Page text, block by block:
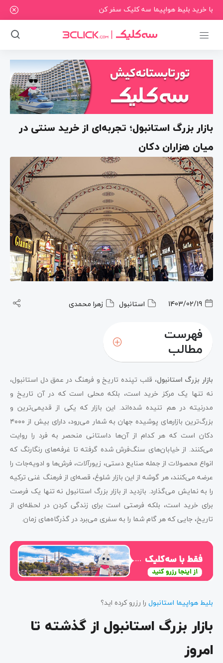
با خرید بلیط هواپیما سه کلیک سفر کن
بازار بزرگ استانبول؛ تجربه‌ای از خرید سنتی در
میان هزاران دکان
1403/02/19 استانبول زهرا محمدی
فهرست
مطالب
بازار بزرگ استانبول، قلب تپنده تاریخ و فرهنگ در عمق دل استانبول،
نه تنها یک مرکز خرید است، بلکه محلی است که در آن تاریخ و
مدرنیته در هم تنیده شده‌اند. این بازار که یکی از قدیمی‌ترین و
بزرگ‌ترین بازارهای پوشیده جهان به شمار می‌رود، دارای بیش از ۴۰۰۰
دکان است که هر کدام از آن‌ها داستانی منحصر به فرد را روایت
می‌کنند. از خیابان‌های سنگ‌فرش شده گرفته تا غرفه‌های رنگارنگ که
انواع محصولات از جمله صنایع دستی، زیورآلات، فرش‌ها و ادویه‌جات را
عرضه می‌کنند، هر گوشه از این بازار شلوغ، قصه‌ای از فرهنگ غنی ترکیه
را به نمایش می‌گذارد. بازدید از بازار بزرگ استانبول نه تنها یک فرصت
برای خرید است، بلکه فرصتی است برای زندگی کردن در لحظه‌ای از
تاریخ، جایی که هر گام شما را به سفری می‌برد در گذرگاه‌های زمان.
بلیط هواپیما استانبول را رزرو کرده اید؟
بازار بزرگ استانبول از گذشته تا
امروز